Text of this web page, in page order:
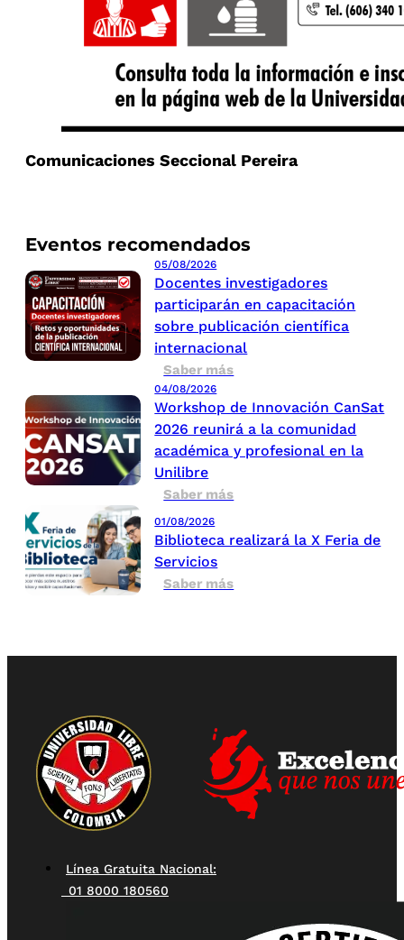
Eventos recomendados
05/08/2026
Docentes investigadores
participarán en capacitación
sobre publicación científica
internacional
Saber más
04/08/2026
Workshop de Innovación CanSat
2026 reunirá a la comunidad
académica y profesional en la
Unilibre
Saber más
01/08/2026
Biblioteca realizará la X Feria de
Servicios
Saber más
Comunicaciones Seccional Pereira
Línea Gratuita Nacional:
01 8000 180560